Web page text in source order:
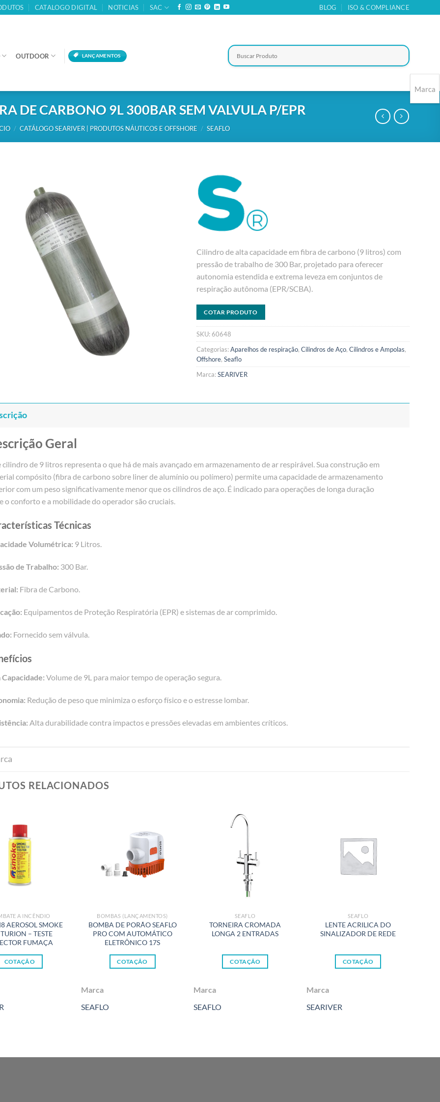
CATALOGO DIGITAL NOTICIAS SAC BLOG ISO & COMPLIANCE
OUTDOOR LANÇAMENTOS
DE CARBONO 9L 300BAR SEM VALVULA P/EPR
/ CATÁLOGO SEARIVER | PRODUTOS NÁUTICOS E OFFSHORE / SEAFLO
Cilindro de alta capacidade em fibra de carbono (9 litros) com
pressão de trabalho de 300 Bar, projetado para oferecer
autonomia estendida e extrema leveza em conjuntos de
respiração autônoma (EPR/SCBA).
COTAR PRODUTO
SKU:60648
Categorias:Aparelhos de respiração, Cilindros de Aço, Cilindros e Ampolas,
Offshore, Seaflo
Marca:SEARIVER
Geral
cilindro de 9 litros representa o que há de mais avançado em armazenamento de ar respirável. Sua construção em
compósito (fibra de carbono sobre liner de alumínio ou polímero) permite uma capacidade de armazenamento
com um peso significativamente menor que os cilindros de aço. É indicado para operações de longa duração
o conforto e a mobilidade do operador são cruciais.
Técnicas
Volumétrica: 9 Litros.
de Trabalho: 300 Bar.
Fibra de Carbono.
Equipamentos de Proteção Respiratória (EPR) e sistemas de ar comprimido.
Fornecido sem válvula.
Volume de 9L para maior tempo de operação segura.
Redução de peso que minimiza o esforço físico e o estresse lombar.
Alta durabilidade contra impactos e pressões elevadas em ambientes críticos.
RELACIONADOS
A INCÊNDIO
AEROSOL SMOKE
– TESTE
FUMAÇA
COTAÇÃO
BOMBAS (LANÇAMENTOS)
BOMBA DE PORÃO SEAFLO
PRO COM AUTOMÁTICO
ELETRÔNICO 17S
COTAÇÃO
Marca
SEAFLO
SEAFLO
TORNEIRA CROMADA
LONGA 2 ENTRADAS
COTAÇÃO
Marca
SEAFLO
SEAFLO
LENTE ACRILICA DO
SINALIZADOR DE REDE
COTAÇÃO
Marca
SEARIVER
Marca